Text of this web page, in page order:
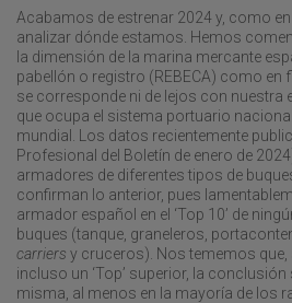
Acabamos de estrenar 2024 y, como
analizar dónde estamos. Hemos
la dimensión de la marina mercante
pabellón o registro (REBECA) como en
se corresponde ni de lejos con nuestra
que ocupa el sistema portuario
mundial. Los datos recientemente
Profesional del Boletín de enero de
armadores de diferentes tipos de
confirman lo anterior, pues
armador español en el ‘Top 10’ de
buques (tanque, graneleros,
carriers y cruceros). Nos tememos que,
incluso un ‘Top’ superior, la
misma, al menos en la mayoría de los